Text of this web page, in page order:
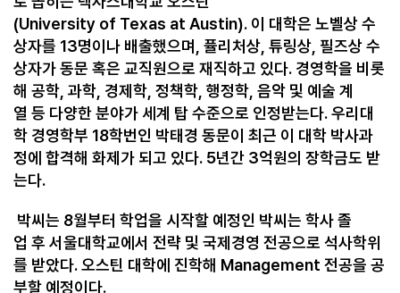
(University of Texas at Austin). 이 대학은 노벨상 수
상자를 13명이나 배출했으며, 퓰리처상, 튜링상, 필즈상 수
상자가 동문 혹은 교직원으로 재직하고 있다. 경영학을 비롯
해 공학, 과학, 경제학, 정책학, 행정학, 음악 및 예술 계
열 등 다양한 분야가 세계 탑 수준으로 인정받는다.우리대
학 경영학부 18학번인 박태경 동문이 최근 이 대학 박사과
정에 합격해 화제가 되고 있다. 5년간 3억원의 장학금도 받
는다.
박씨는 8월부터 학업을 시작할 예정인 박씨는 학사 졸
업 후 서울대학교에서 전략 및 국제경영 전공으로 석사학위
를 받았다. 오스틴 대학에 진학해 Management 전공을 공
부할 예정이다.